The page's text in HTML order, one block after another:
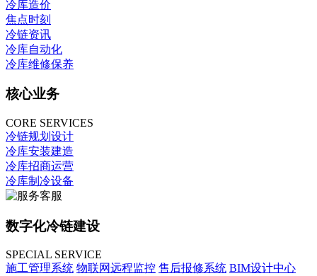
冷库造价
焦点时刻
冷链资讯
冷库自动化
冷库维修保养
核心业务
CORE SERVICES
冷链规划设计
冷库安装建造
冷库招商运营
冷库制冷设备
数字化冷链建设
SPECIAL SERVICE
施工管理系统 物联网远程监控 售后报修系统 BIM设计中心